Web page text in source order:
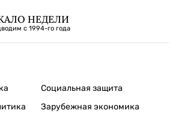
НЕДЕЛИ
с 1994-го года
Социальная защита
Зарубежная экономика